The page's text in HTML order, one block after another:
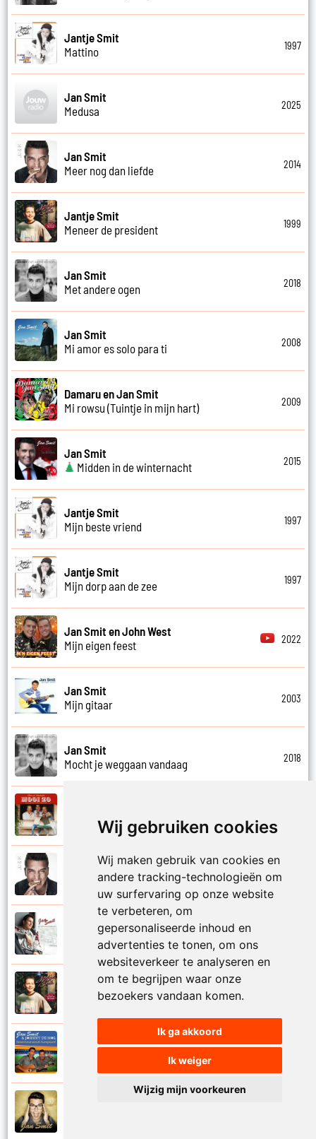
Wij gebruiken cookies
Wij maken gebruik van cookies en
andere tracking-technologieën om
uw surfervaring op onze website
te verbeteren, om
gepersonaliseerde inhoud en
advertenties te tonen, om ons
websiteverkeer te analyseren en
om te begrijpen waar onze
bezoekers vandaan komen.
Ik ga akkoord
Ik weiger
Wijzig mijn voorkeuren
Jantje Smit
Mattino
1997
Jan Smit
Medusa
2025
Jan Smit
Meer nog dan liefde
2014
Jantje Smit
Meneer de president
1999
Jan Smit
Met andere ogen
2018
Jan Smit
Mi amor es solo para ti
2008
Damaru en Jan Smit
Mi rowsu (Tuintje in mijn hart)
2009
Jan Smit
Midden in de winternacht
2015
Jantje Smit
Mijn beste vriend
1997
Jantje Smit
Mijn dorp aan de zee
1997
Jan Smit en John West
Mijn eigen feest
2022
Jan Smit
Mijn gitaar
2003
Jan Smit
Mocht je weggaan vandaag
2018
Mooi zo
Jan Smit
Mooier dan ik dacht
Jan Smit
Na al die nachten
Jantje Smit
Nathalie
Jan Smit en Johnny De Mol
Nederland wordt kampioen